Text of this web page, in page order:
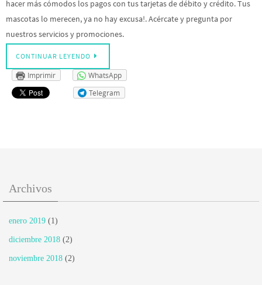
hacer más cómodos los pagos con tus tarjetas de débito y crédito. Tus
mascotas lo merecen, ya no hay excusa!. Acércate y pregunta por
nuestros servicios y promociones.
CONTINUAR LEYENDO
Imprimir
WhatsApp
Telegram
Archivos
enero 2019 (1)
diciembre 2018 (2)
noviembre 2018 (2)